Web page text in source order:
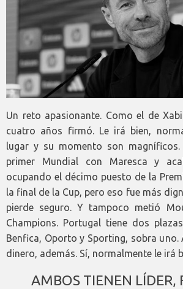
Un reto apasionante. Como el de
cuatro años firmó. Le irá bien,
lugar y su momento son
primer Mundial con Maresca y
ocupando el décimo puesto de la
la final de la Cup, pero eso fue más
pierde seguro. Y tampoco metió
Champions. Portugal tiene dos
Benfica, Oporto y Sporting, sobra uno.
dinero, además. Sí, normalmente le irá
AMBOS TIENEN LÍDER,